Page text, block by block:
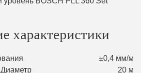
характеристики
±0,4 мм/м
20 м